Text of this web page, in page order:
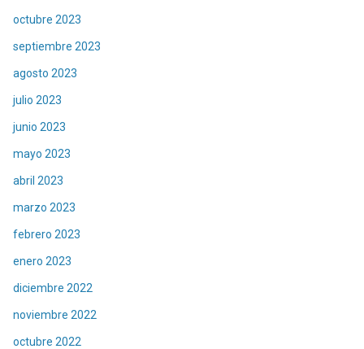
octubre 2023
septiembre 2023
agosto 2023
julio 2023
junio 2023
mayo 2023
abril 2023
marzo 2023
febrero 2023
enero 2023
diciembre 2022
noviembre 2022
octubre 2022